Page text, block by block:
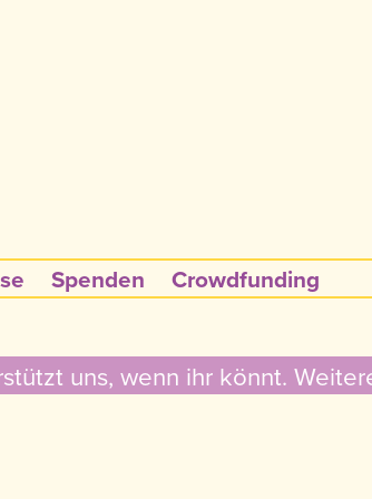
Spenden Crowdfunding
uns, wenn ihr könnt.